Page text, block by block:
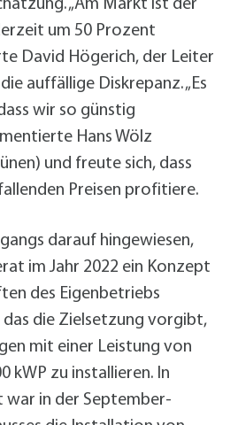
„Am Markt ist der
um 50 Prozent
David Högerich, der Leiter
auffällige Diskrepanz. „Es
wir so günstig
Hans Wölz
und freute sich, dass
Preisen profitiere.
darauf hingewiesen,
im Jahr 2022 ein Konzept
des Eigenbetriebs
das die Zielsetzung vorgibt,
mit einer Leistung von
kWP zu installieren. In
war in der September-